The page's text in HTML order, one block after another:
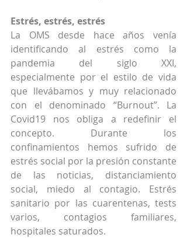
Estrés, estrés, estrés
La OMS desde hace años venía
identificando al estrés como la
pandemia del siglo XXI,
especialmente por el estilo de vida
que llevábamos y muy relacionado
con el denominado “Burnout”. La
Covid19 nos obliga a redefinir el
concepto. Durante los
confinamientos hemos sufrido de
estrés social por la presión constante
de las noticias, distanciamiento
social, miedo al contagio. Estrés
sanitario por las cuarentenas, tests
varios, contagios familiares,
hospitales saturados.